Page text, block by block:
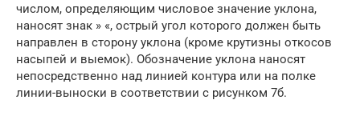
числом, определяющим числовое значение уклона,
наносят знак » «, острый угол которого должен быть
направлен в сторону уклона (кроме крутизны откосов
насыпей и выемок). Обозначение уклона наносят
непосредственно над линией контура или на полке
линии-выноски в соответствии с рисунком 7б.